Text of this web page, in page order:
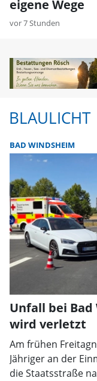
eigene Wege
vor 7 Stunden
BLAULICHT
BAD WINDSHEIM
Unfall bei Bad
wird verletzt
Am frühen
Jähriger an der
die Staatsstraße